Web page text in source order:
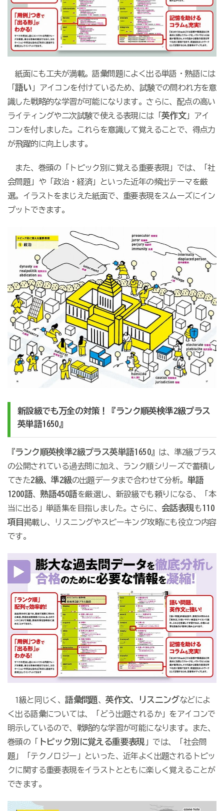
紙面にも工夫が満載。語彙問題によく出る単語・熟語には
「語い 」アイコンを付けているため、試験での問われ方を意
識した戦略的な学習が可能になります。さらに、配点の高い
ライティングや二次試験で使える表現には「 英作文」アイ
コンを付しました。これらを意識して覚えることで、得点力
が飛躍的に向上します。
また、巻頭の「トピック別に覚える重要表現」では、「社
会問題」や「政治・経済」といった近年の頻出テーマを厳
選。イラストをまじえた紙面で、重要表現をスムーズにイン
プットできます。
新設級でも万全の対策！『ランク順英検準2級プラス
英単語1650』
『ランク順英検準2級プラス英単語1650』は、準2級プラス
の公開されている過去問に加え、ランク順シリーズで蓄積し
てきた2級、準2級の出題データまで合わせて分析。 単語
1200語、熟語450語を厳選し、新設級でも頼りになる、「本
当に出る」単語集を目指しました。さらに、 会話表現も110
項目 掲載し、リスニングやスピーキング攻略にも役立つ内容
です。
1級と同じく、語彙問題、英作文、リスニングなどによ
く出る語彙については、「どう出題されるか」をアイコンで
明示しているので、戦略的な学習が可能になります。また、
巻頭の「 トピック別に覚える重要表現 」では、「社会問
題」「テクノロジー」といった、近年よく出題されるトピッ
クに関する重要表現をイラストとともに楽しく覚えることが
できます。